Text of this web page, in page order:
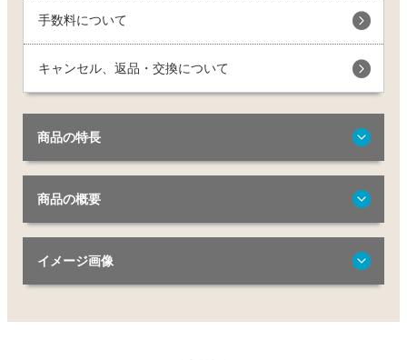
手数料について
キャンセル、返品・交換について
商品の特長
商品の概要
イメージ画像